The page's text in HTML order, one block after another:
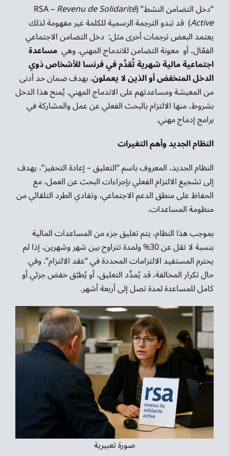
“دخل التضامن النشط” (RSA –Revenu de Solidarité
Active) قد تبدو الترجمة الرسمية للكلمة غير مفهومة لذلك
يعتمد البعض ترجمات أخرى مثل: دخل التضامن الاجتماعي
الفعّال، أو معونة التضامن للاندماج المهني. وهي مساعدة
اجتماعية مالية شهرية تُقدَّم في فرنسا للأشخاص ذوي
الدخل المنخفض أو الذين لا يعملون، بهدف ضمان حد أدنى
من المعيشة ومساعدتهم على الاندماج المهني. يُمنح هذا الدخل
بشروط، منها الالتزام بالبحث الفعلي عن عمل والمشاركة في
برامج إدماج مهني.
النظام الجديد وأهم التغيرات
النظام الجديد، المعروف باسم “التعليق – إعادة التحفيز”، يهدف
إلى تشجيع الالتزام الفعلي بإجراءات البحث عن العمل، مع
الحفاظ على منطق الدعم الاجتماعي، وتفادي الطرد التلقائي من
منظومة المساعدات.
بموجب هذا النظام، يتم تعليق جزء من المساعدات المالية
بنسبة لا تقل عن 30% ولمدة تتراوح بين شهر وشهرين، إذا لم
يحترم المستفيد الالتزامات المحددة في “عقد الالتزام”. وفي
حال تكرار المخالفة، قد يُمدَّد التعليق، أو يُطبّق خفض جزئي أو
كامل للمساعدة لمدة تصل إلى أربعة أشهر.
صورة تعبيرية